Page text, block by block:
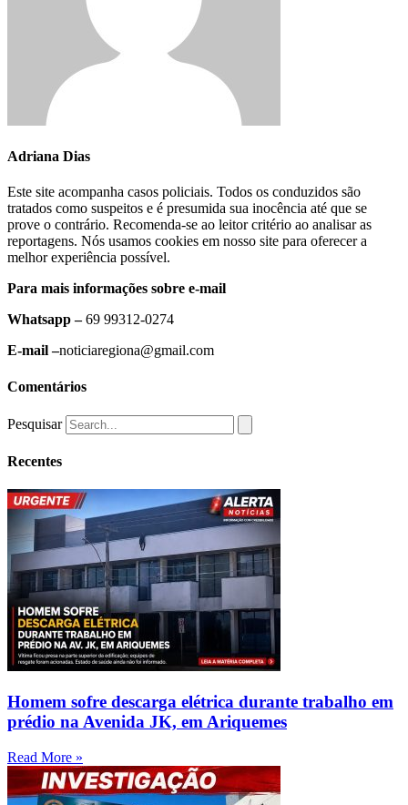
Adriana Dias
Este site acompanha casos policiais. Todos os conduzidos são
tratados como suspeitos e é presumida sua inocência até que se
prove o contrário. Recomenda-se ao leitor critério ao analisar as
reportagens. Nós usamos cookies em nosso site para oferecer a
melhor experiência possível.
Para mais informações sobre e-mail
Whatsapp –69 99312-0274
E-mail –noticiaregiona@gmail.com
Comentários
Pesquisar
Recentes
Homem sofre descarga elétrica durante trabalho em
prédio na Avenida JK, em Ariquemes
Read More »